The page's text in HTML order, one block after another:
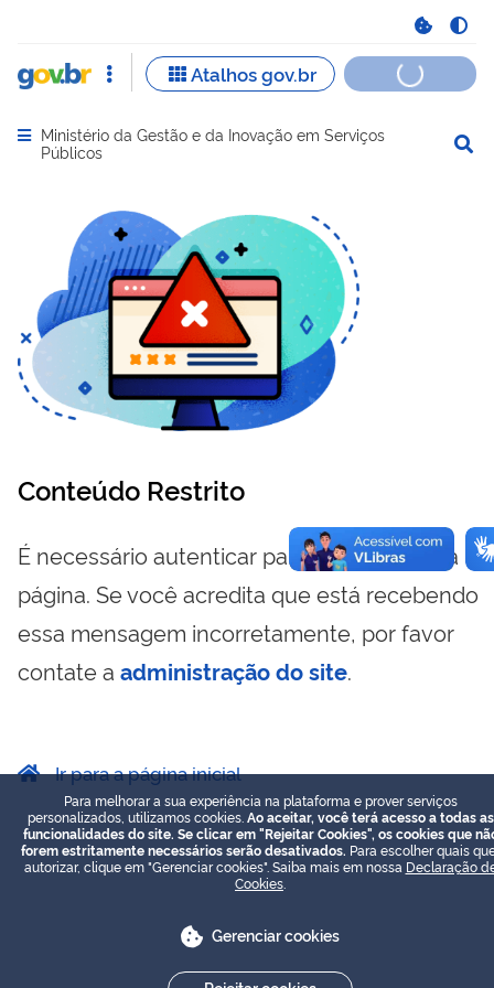
Abrir menu principal de navegação
Ministério da Gestão e da Inovação em Serviços
Públicos
Conteúdo Restrito
É necessário autenticar para visualizar essa
página. Se você acredita que está recebendo
essa mensagem incorretamente, por favor
contate a administração do site.
Ir para a página inicial
Para melhorar a sua experiência na plataforma e prover serviços
personalizados, utilizamos cookies. Ao aceitar, você terá acesso a todas as
funcionalidades do site. Se clicar em "Rejeitar Cookies", os cookies que
forem estritamente necessários serão desativados. Para escolher quais
autorizar, clique em "Gerenciar cookies". Saiba mais em nossa Declaração
Cookies
Gerenciar cookies